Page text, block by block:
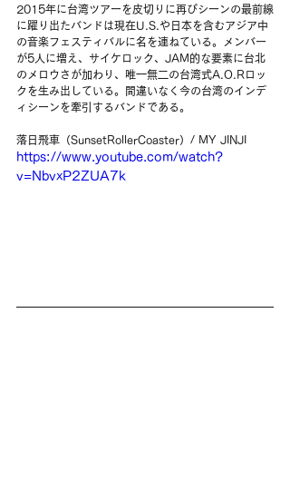
2015年に台湾ツアーを皮切りに再びシーンの最前線
に躍り出たバンドは現在U.S.や日本を含むアジア中
の音楽フェスティバルに名を連ねている。メンバー
が5人に増え、サイケロック、JAM的な要素に台北
のメロウさが加わり、唯一無二の台湾式A.O.Rロッ
クを生み出している。間違いなく今の台湾のインデ
ィシーンを牽引するバンドである。
落日飛車（SunsetRollerCoaster）/ MY JINJI
https://www.youtube.com/watch?
v=NbvxP2ZUA7k